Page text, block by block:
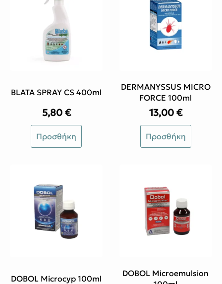
BLATA SPRAY CS 400ml
5,80 €
Προσθήκη
DERMANYSSUS MICRO
FORCE 100ml
13,00 €
Προσθήκη
DOBOL Microcyp 100ml
DOBOL Microemulsion